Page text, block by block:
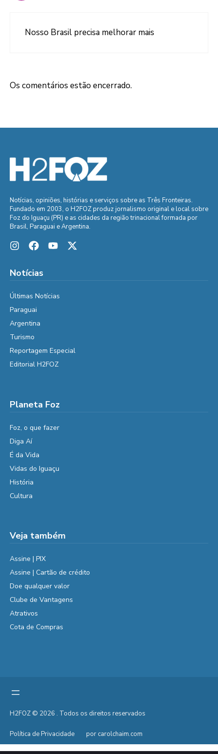
Nosso Brasil precisa melhorar mais
Os comentários estão encerrado.
Notícias, opiniões, histórias e serviços sobre as Três Fronteiras.
Fundado em 2003, o H2FOZ produz jornalismo original e local sobre
Foz do Iguaçu (PR) e as cidades da região trinacional formada por
Brasil, Paraguai e Argentina.
Notícias
Últimas Notícias
Paraguai
Argentina
Turismo
Reportagem Especial
Editorial H2FOZ
Planeta Foz
Foz, o que fazer
Diga Aí
É da Vida
Vidas do Iguaçu
História
Cultura
Veja também
Assine | PIX
Assine | Cartão de crédito
Doe qualquer valor
Clube de Vantagens
Atrativos
Cota de Compras
H2FOZ © 2026 . Todos os direitos reservados
Política de Privacidade por carolchaim.com